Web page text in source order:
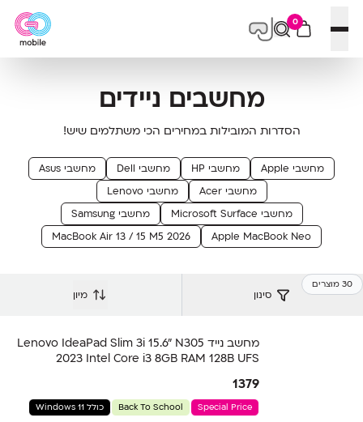
פתח תפריט
0
מחשבים ניידים
הסדרות המובילות במחירים הכי משתלמים שיש!
מחשבי Apple מחשבי HP מחשבי Dell
מחשבי Asus
מחשבי Acer
מחשבי Lenovo
מחשבי Microsoft Surface
מחשבי Samsung
Apple MacBook Neo
MacBook Air 13 / 15 M5 2026
סינון מיון
30 מוצרים
מחשב נייד Lenovo IdeaPad Slim 3i 15.6" N305
2023 Intel Core i3 8GB RAM 128B UFS
1379
Special Price
Back To School כולל Windows 11